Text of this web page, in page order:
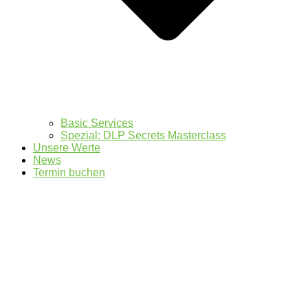
Basic Services
Spezial: DLP Secrets Masterclass
Unsere Werte
News
Termin buchen